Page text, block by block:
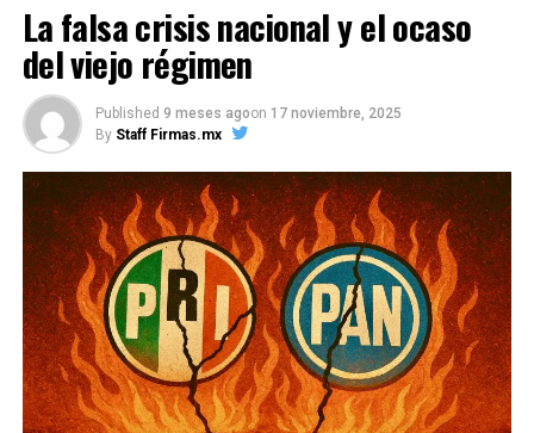
La falsa crisis nacional y el ocaso
del viejo régimen
Published 9 meses agoon 17 noviembre, 2025
By Staff Firmas.mx